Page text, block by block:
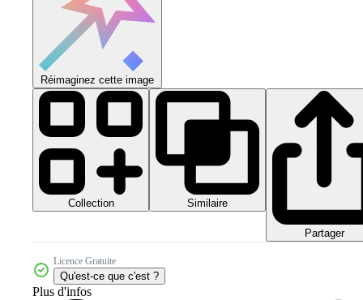
Réimaginez cette image
Collection Similaire
Partager
Licence Gratuite
Qu'est-ce que c'est ?
Plus d'infos